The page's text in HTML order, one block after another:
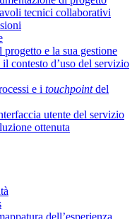
tecnici collaborativi
e la sua gestione
contesto d’uso del servizio
e i touchpointdel
utente del servizio
ottenuta
dell’esperienza